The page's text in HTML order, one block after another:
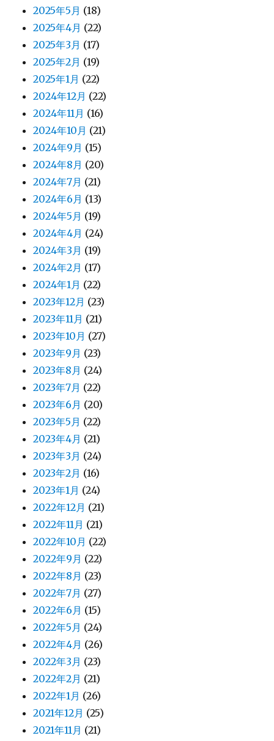
2025年5月 (18)
2025年4月 (22)
2025年3月 (17)
2025年2月 (19)
2025年1月 (22)
2024年12月 (22)
2024年11月 (16)
2024年10月 (21)
2024年9月 (15)
2024年8月 (20)
2024年7月 (21)
2024年6月 (13)
2024年5月 (19)
2024年4月 (24)
2024年3月 (19)
2024年2月 (17)
2024年1月 (22)
2023年12月 (23)
2023年11月 (21)
2023年10月 (27)
2023年9月 (23)
2023年8月 (24)
2023年7月 (22)
2023年6月 (20)
2023年5月 (22)
2023年4月 (21)
2023年3月 (24)
2023年2月 (16)
2023年1月 (24)
2022年12月 (21)
2022年11月 (21)
2022年10月 (22)
2022年9月 (22)
2022年8月 (23)
2022年7月 (27)
2022年6月 (15)
2022年5月 (24)
2022年4月 (26)
2022年3月 (23)
2022年2月 (21)
2022年1月 (26)
2021年12月 (25)
2021年11月 (21)